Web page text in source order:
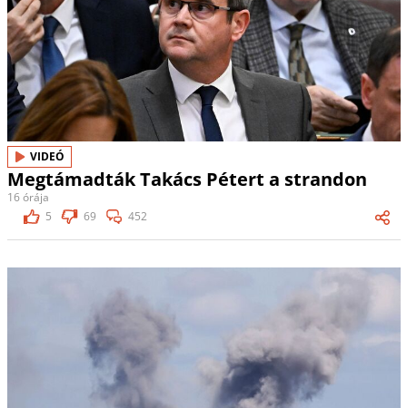
VIDEÓ
Megtámadták Takács Pétert a strandon
16 órája
5
69 452